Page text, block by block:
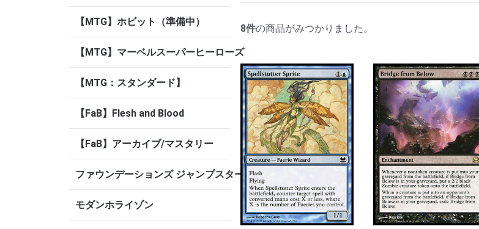
【MTG】ホビット（準備中）
【MTG】マーベルスーパーヒーローズ
【MTG：スタンダード】
【FaB】Flesh and Blood
【FaB】アーカイブ/マスタリー
ファウンデーションズ ジャンプスタート
モダンホライゾン
8件の商品がみつかりました。